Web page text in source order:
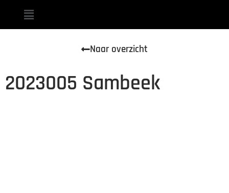
Naar overzicht
2023005 Sambeek